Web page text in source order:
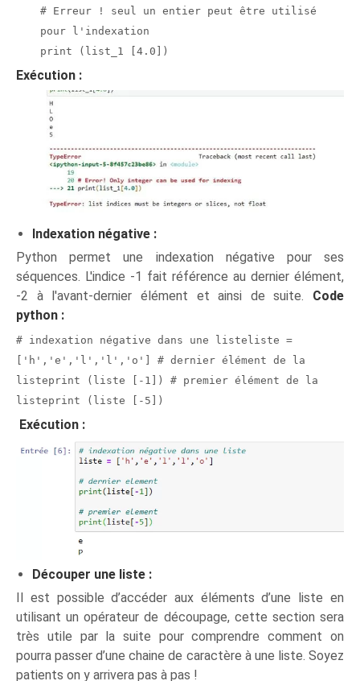
# Erreur ! seul un entier peut être utilisé
pour l'indexation
print (list_1 [4.0])
Exécution :
Indexation négative :
Python permet une indexation négative pour ses
séquences. L'indice -1 fait référence au dernier élément,
-2 à l'avant-dernier élément et ainsi de suite. Code
python :
# indexation négative dans une listeliste =
['h','e','l','l','o'] # dernier élément de la
listeprint (liste [-1]) # premier élément de la
listeprint (liste [-5])
Exécution :
Découper une liste :
Il est possible d’accéder aux éléments d’une liste en
utilisant un opérateur de découpage, cette section sera
très utile par la suite pour comprendre comment on
pourra passer d’une chaine de caractère à une liste. Soyez
patients on y arrivera pas à pas !